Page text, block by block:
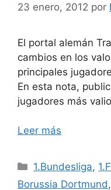
23 enero, 2012 por
El portal alemán
cambios en los
principales
En esta nota,
jugadores más
Leer más
Categorías
1.Bundesliga,
Borussia Dortmund,